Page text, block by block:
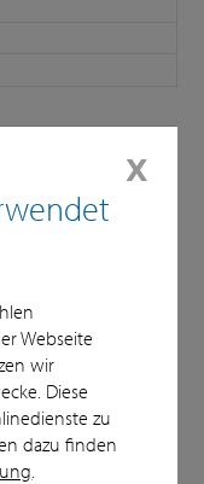
Webseite
wir
Diese
zu
dazu finden
𝗫